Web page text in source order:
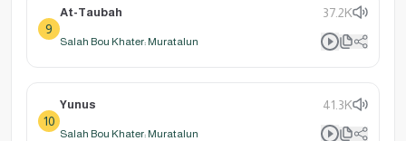
9
At-Taubah 37.2K
Salah Bou Khater: Muratalun
10
Yunus 41.3K
Salah Bou Khater: Muratalun